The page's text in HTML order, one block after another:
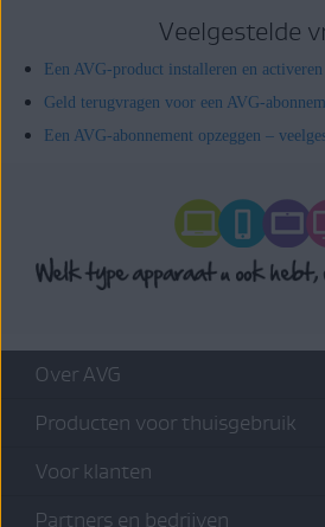
Veelgestelde
Een AVG-product installeren en activeren
Geld terugvragen voor een AVG-
Een AVG-abonnement opzeggen –
Over AVG
Producten voor thuisgebruik
Voor klanten
Partners en bedrijven